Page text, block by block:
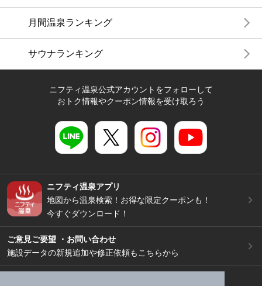
月間温泉ランキング
サウナランキング
ニフティ温泉公式アカウントをフォローして
おトク情報やクーポン情報を受け取ろう
ニフティ温泉アプリ
地図から温泉検索！お得な限定クーポンも！
今すぐダウンロード！
ご意見ご要望 ・お問い合わせ
施設データの新規追加や修正依頼もこちらから